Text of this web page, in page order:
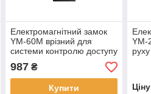
Електромагнітний замок
YM-60M врізний для
системи контролю доступу
987₴
Купити
YM-
руху